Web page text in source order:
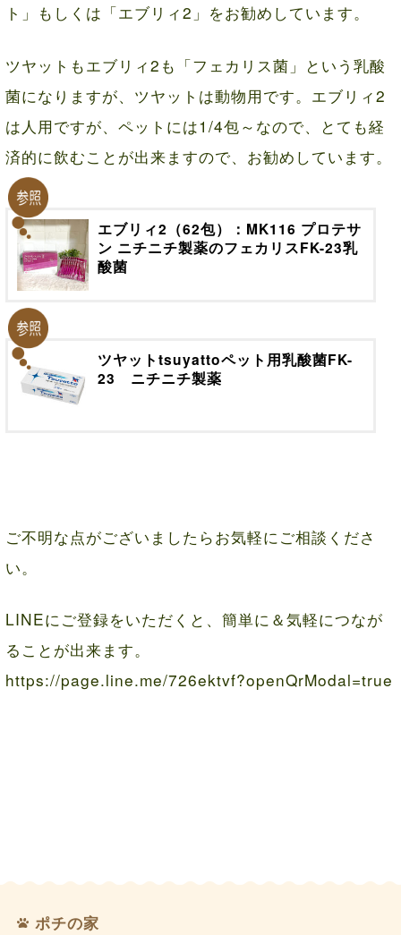
ト」もしくは「エブリィ2」をお勧めしています。
ツヤットもエブリィ2も「フェカリス菌」という乳酸
菌になりますが、ツヤットは動物用です。エブリィ2
は人用ですが、ペットには1/4包～なので、とても経
済的に飲むことが出来ますので、お勧めしています。
エブリィ2（62包）：MK116 プロテサ
ン ニチニチ製薬のフェカリスFK-23乳
酸菌
ツヤットtsuyattoペット用乳酸菌FK-
23 ニチニチ製薬
ご不明な点がございましたらお気軽にご相談くださ
い。
LINEにご登録をいただくと、簡単に＆気軽につなが
ることが出来ます。
https://page.line.me/726ektvf?openQrModal=true
ポチの家